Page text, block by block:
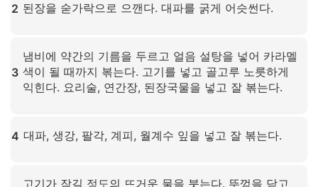
2 된장을 숟가락으로 으깬다. 대파를 굵게 어슷썬다.
3
냄비에 약간의 기름을 두르고 얼음 설탕을 넣어 카라멜
색이 될 때까지 볶는다. 고기를 넣고 골고루 노릇하게
익힌다. 요리술, 연간장, 된장국물을 넣고 잘 볶는다.
4 대파, 생강, 팔각, 계피, 월계수 잎을 넣고 잘 볶는다.
고기가 잠길 정도의 뜨거운 물을 붓는다. 뚜껑을 닫고